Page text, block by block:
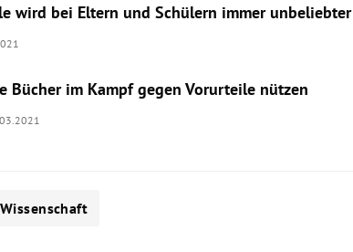
wird bei Eltern und Schülern immer unbeliebter
Bücher im Kampf gegen Vorurteile nützen